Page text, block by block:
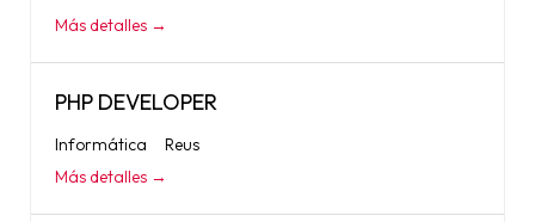
Más detalles
PHP DEVELOPER
Informática
Reus
Más detalles